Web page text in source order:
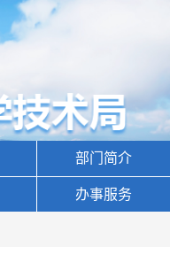
部门简介
办事服务